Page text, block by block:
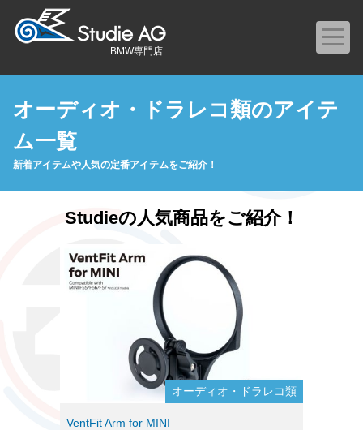
BMW専門店
オーディオ・ドラレコ類のアイテ
ム一覧
新着アイテムや人気の定番アイテムをご紹介！
Studieの人気商品をご紹介！
オーディオ・ドラレコ類
VentFit Arm for MINI